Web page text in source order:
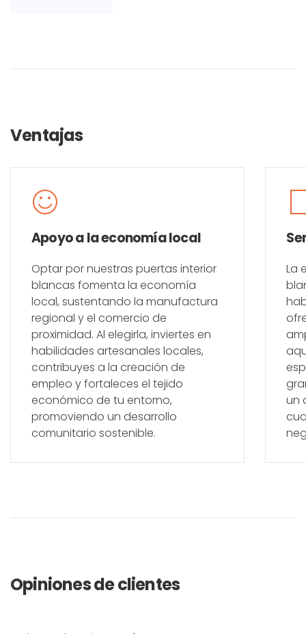
Ventajas
Apoyo a la economía local
Optar por nuestras puertas interior
blancas fomenta la economía
local, sustentando la manufactura
regional y el comercio de
proximidad. Al elegirla, inviertes en
habilidades artesanales locales,
contribuyes a la creación de
empleo y fortaleces el tejido
económico de tu entorno,
promoviendo un desarrollo
comunitario sostenible.
La
un
Opiniones de clientes